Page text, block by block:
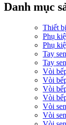
Danh mục
Thiết
Phụ
Phụ
Tay
Tay
Vòi
Vòi
Vòi
Vòi
Vòi
Vòi